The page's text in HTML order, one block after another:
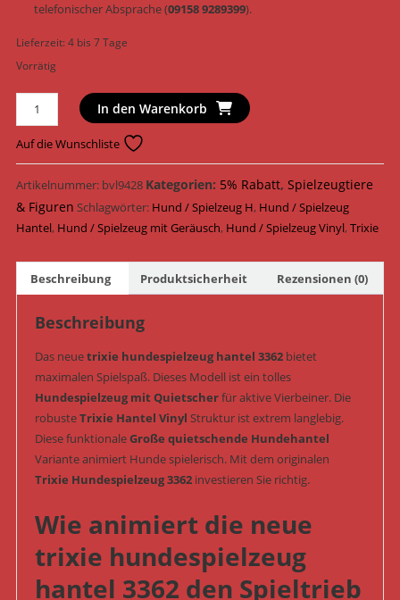
telefonischer Absprache (09158 9289399).
Lieferzeit:4 bis 7 Tage
Vorrätig
Trixie
Hundespielzeug
Hantel
Vinyl
&
GeRäusch
19
(Art.-
Menge
In den Warenkorb
Auf die Wunschliste
Artikelnummer: bvl9428 Kategorien: 5% Rabatt, Spielzeugtiere
& Figuren Schlagwörter: Hund / Spielzeug H, Hund / Spielzeug
Hantel, Hund / Spielzeug mit Geräusch, Hund / Spielzeug Vinyl,Trixie
Beschreibung Produktsicherheit Rezensionen (0)
Beschreibung
Das neuetrixie hundespielzeug hantel 3362bietet
maximalen Spielspaß. Dieses Modell ist ein tolles
Hundespielzeug mit Quietscherfür aktive Vierbeiner. Die
robusteTrixie Hantel Vinyl Struktur ist extrem langlebig.
Diese funktionaleGroße quietschende Hundehantel
Variante animiert Hunde spielerisch. Mit dem originalen
Trixie Hundespielzeug 3362investieren Sie richtig.
Wie animiert die neue
trixie hundespielzeug
hantel 3362 den Spieltrieb